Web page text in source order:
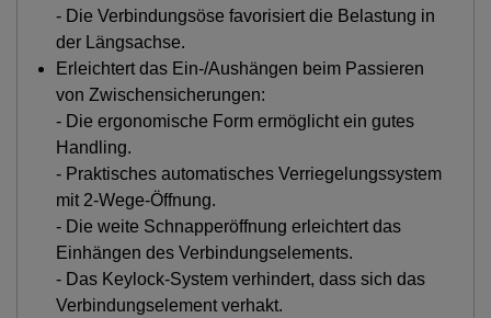
- Die Verbindungsöse favorisiert die Belastung in
der Längsachse.
Erleichtert das Ein-/Aushängen beim Passieren
von Zwischensicherungen:
- Die ergonomische Form ermöglicht ein gutes
Handling.
- Praktisches automatisches Verriegelungssystem
mit 2-Wege-Öffnung.
- Die weite Schnapperöffnung erleichtert das
Einhängen des Verbindungselements.
- Das Keylock-System verhindert, dass sich das
Verbindungselement verhakt.